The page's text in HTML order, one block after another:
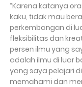
“Karena katanya
kaku, tidak mau
perkembangan di
fleksibilitas dan
persen ilmu yang
adalah ilmu di luar
yang saya pelajari
memahami dan